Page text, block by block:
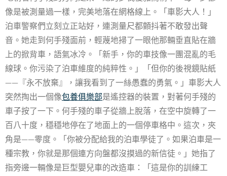
像是被測量過一樣，完美地落在網格線上。「車影大人！」
泊車警察們立刻立正站好，連測量尺都顫抖著不敢發出聲
音。她走到何手殘面前，輕蔑地掃了一眼他那輛垂直貼在牆
上的掀背車，語氣冰冷。「新手，你的車技像一團混亂的毛
線球。你污染了泊車維度的純粹性。」「但你的後視鏡貼紙
——『永不放棄』，讓我看到了一絲愚蠢的勇氣。」車影大人
突然掏出一個像包養俱樂部是遙控器的裝置，對著何手殘的
車子按了一下。何手殘的車子從牆上脫落，在空中旋轉了一
百八十度，穩穩地停在了地面上的一個停車格中。這次，夾
角是——零度。「你被分配給我的泊車學徒了。如果泊車是一
種宗教，你就是那個連方向盤都沒摸過的新信徒。」她指了
指旁邊一輛像是巨型嬰兒車的改造車：「這是你的訓練工